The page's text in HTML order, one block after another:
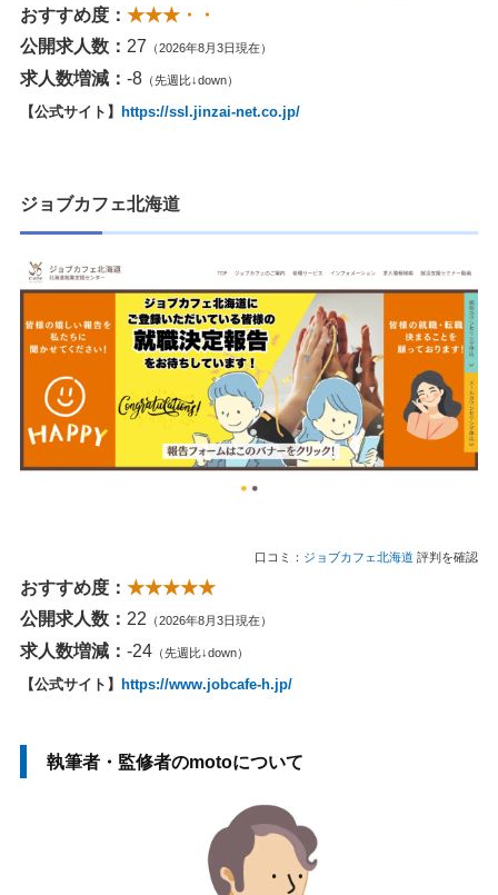
おすすめ度： ★★★・・
公開求人数： 27 （2026年8月3日現在）
求人数増減： -8 （先週比↓down）
【公式サイト】 https://ssl.jinzai-net.co.jp/
ジョブカフェ北海道
口コミ： ジョブカフェ北海道 評判を確認
おすすめ度： ★★★★★
公開求人数： 22 （2026年8月3日現在）
求人数増減： -24 （先週比↓down）
【公式サイト】 https://www.jobcafe-h.jp/
執筆者・監修者のmotoについて